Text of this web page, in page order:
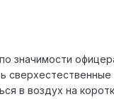
значимости
сверхестественные
в воздух на